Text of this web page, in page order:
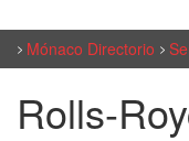
Mónaco Directorio
Rolls-